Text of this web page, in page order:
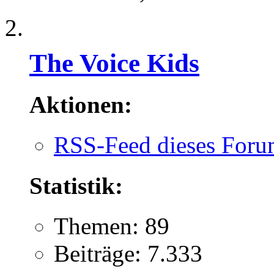
The Voice Kids
Aktionen:
RSS-Feed dieses
Statistik:
Themen: 89
Beiträge: 7.333